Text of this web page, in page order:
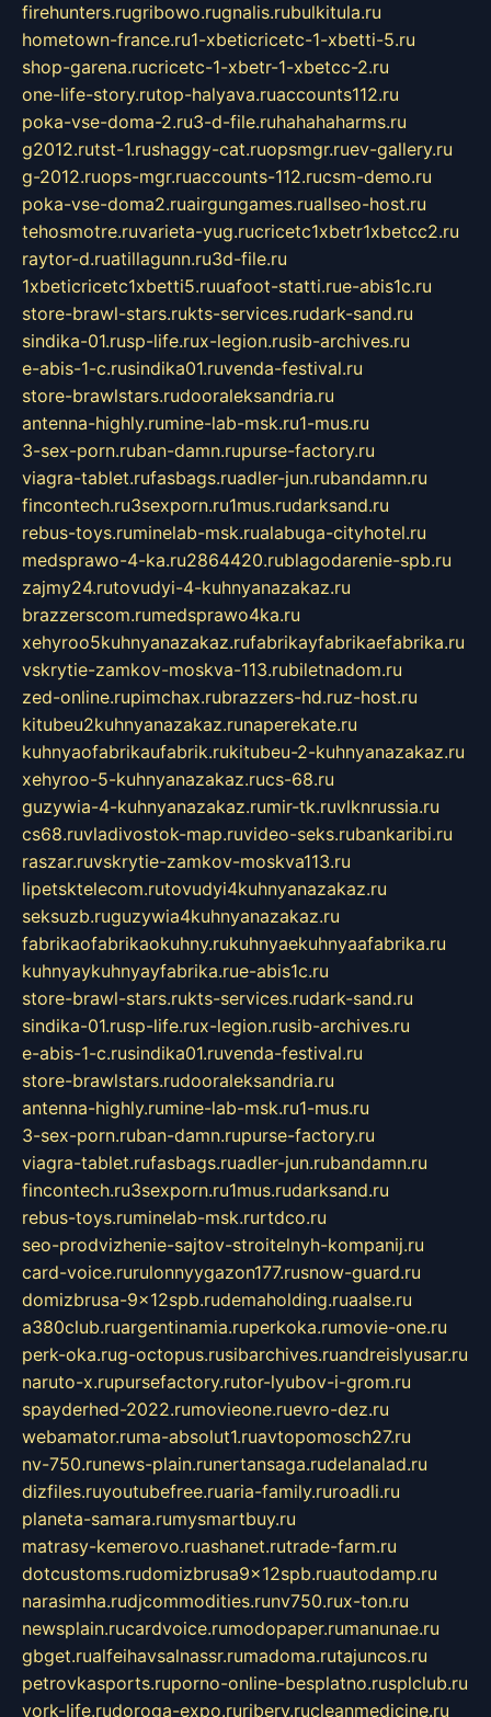
firehunters.rugribowo.rugnalis.rubulkitula.ru
hometown-france.ru1-xbeticricetc-1-xbetti-5.ru
shop-garena.rucricetc-1-xbetr-1-xbetcc-2.ru
one-life-story.rutop-halyava.ruaccounts112.ru
poka-vse-doma-2.ru3-d-file.ruhahahaharms.ru
g2012.rutst-1.rushaggy-cat.ruopsmgr.ruev-gallery.ru
g-2012.ruops-mgr.ruaccounts-112.rucsm-demo.ru
poka-vse-doma2.ruairgungames.ruallseo-host.ru
tehosmotre.ruvarieta-yug.rucricetc1xbetr1xbetcc2.ru
raytor-d.ruatillagunn.ru3d-file.ru
1xbeticricetc1xbetti5.ruuafoot-statti.rue-abis1c.ru
store-brawl-stars.rukts-services.rudark-sand.ru
sindika-01.rusp-life.rux-legion.rusib-archives.ru
e-abis-1-c.rusindika01.ruvenda-festival.ru
store-brawlstars.rudooraleksandria.ru
antenna-highly.rumine-lab-msk.ru1-mus.ru
3-sex-porn.ruban-damn.rupurse-factory.ru
viagra-tablet.rufasbags.ruadler-jun.rubandamn.ru
fincontech.ru3sexporn.ru1mus.rudarksand.ru
rebus-toys.ruminelab-msk.rualabuga-cityhotel.ru
medsprawo-4-ka.ru2864420.rublagodarenie-spb.ru
zajmy24.rutovudyi-4-kuhnyanazakaz.ru
brazzerscom.rumedsprawo4ka.ru
xehyroo5kuhnyanazakaz.rufabrikayfabrikaefabrika.ru
vskrytie-zamkov-moskva-113.rubiletnadom.ru
zed-online.rupimchax.rubrazzers-hd.ruz-host.ru
kitubeu2kuhnyanazakaz.runaperekate.ru
kuhnyaofabrikaufabrik.rukitubeu-2-kuhnyanazakaz.ru
xehyroo-5-kuhnyanazakaz.rucs-68.ru
guzywia-4-kuhnyanazakaz.rumir-tk.ruvlknrussia.ru
cs68.ruvladivostok-map.ruvideo-seks.rubankaribi.ru
raszar.ruvskrytie-zamkov-moskva113.ru
lipetsktelecom.rutovudyi4kuhnyanazakaz.ru
seksuzb.ruguzywia4kuhnyanazakaz.ru
fabrikaofabrikaokuhny.rukuhnyaekuhnyaafabrika.ru
kuhnyaykuhnyayfabrika.rue-abis1c.ru
store-brawl-stars.rukts-services.rudark-sand.ru
sindika-01.rusp-life.rux-legion.rusib-archives.ru
e-abis-1-c.rusindika01.ruvenda-festival.ru
store-brawlstars.rudooraleksandria.ru
antenna-highly.rumine-lab-msk.ru1-mus.ru
3-sex-porn.ruban-damn.rupurse-factory.ru
viagra-tablet.rufasbags.ruadler-jun.rubandamn.ru
fincontech.ru3sexporn.ru1mus.rudarksand.ru
rebus-toys.ruminelab-msk.rurtdco.ru
seo-prodvizhenie-sajtov-stroitelnyh-kompanij.ru
card-voice.rurulonnyygazon177.rusnow-guard.ru
domizbrusa-9x12spb.rudemaholding.ruaalse.ru
a380club.ruargentinamia.ruperkoka.rumovie-one.ru
perk-oka.rug-octopus.rusibarchives.ruandreislyusar.ru
naruto-x.rupursefactory.rutor-lyubov-i-grom.ru
spayderhed-2022.rumovieone.ruevro-dez.ru
webamator.ruma-absolut1.ruavtopomosch27.ru
nv-750.runews-plain.runertansaga.rudelanalad.ru
dizfiles.ruyoutubefree.ruaria-family.ruroadli.ru
planeta-samara.rumysmartbuy.ru
matrasy-kemerovo.ruashanet.rutrade-farm.ru
dotcustoms.rudomizbrusa9x12spb.ruautodamp.ru
narasimha.rudjcommodities.runv750.rux-ton.ru
newsplain.rucardvoice.rumodopaper.rumanunae.ru
gbget.rualfeihavsalnassr.rumadoma.rutajuncos.ru
petrovkasports.ruporno-online-besplatno.rusplclub.ru
york-life.rudoroga-expo.ruribery.rucleanmedicine.ru